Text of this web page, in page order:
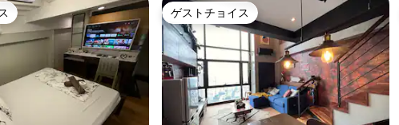
ゲストチョイス
ゲストチョイス